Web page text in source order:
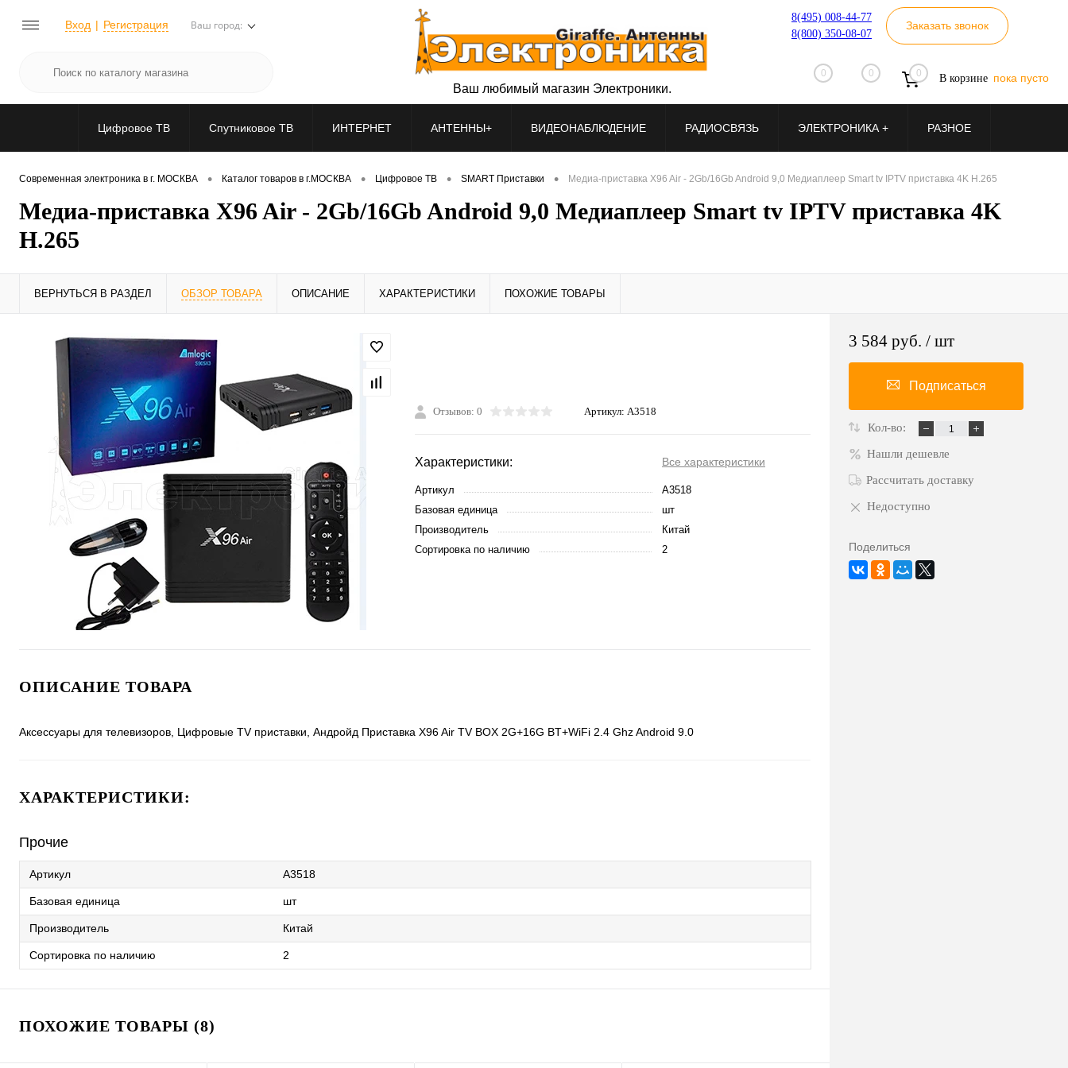
Вход Регистрация Ваш город:
8(495) 008-44-77
8(800) 350-08-07
Заказать звонок
0 0 0 В корзине пока пусто
Ваш любимый магазин Электроники.
Цифровое ТВ Спутниковое ТВ ИНТЕРНЕТ АНТЕННЫ+ ВИДЕОНАБЛЮДЕНИЕ РАДИОСВЯЗЬ ЭЛЕКТРОНИКА + РАЗНОЕ
Современная электроника в г. МОСКВА • Каталог товаров в г.МОСКВА • Цифровое ТВ • SMART Приставки • Медиа-приставка X96 Air - 2Gb/16Gb Android 9,0 Медиаплеер Smart tv IPTV приставка 4K H.265
Медиа-приставка X96 Air - 2Gb/16Gb Android 9,0 Медиаплеер Smart tv IPTV приставка 4K
H.265
ВЕРНУТЬСЯ В РАЗДЕЛ ОБЗОР ТОВАРА ОПИСАНИЕ ХАРАКТЕРИСТИКИ ПОХОЖИЕ ТОВАРЫ
Отзывов: 0 Артикул: A3518
Характеристики: Все характеристики
Артикул
A3518
Базовая единица
шт
Производитель
Китай
Сортировка по наличию
2
ОПИСАНИЕ ТОВАРА
Аксессуары для телевизоров, Цифровые TV приставки, Андройд Приставка X96 Air TV BOX 2G+16G BT+WiFi 2.4 Ghz Android 9.0
ХАРАКТЕРИСТИКИ:
Прочие
Артикул A3518
Базовая единица шт
Производитель Китай
Сортировка по наличию 2
ПОХОЖИЕ ТОВАРЫ (8)
3 584 руб. / шт
Подписаться
Кол-во:
Нашли дешевле
Рассчитать доставку
Недоступно
Поделиться